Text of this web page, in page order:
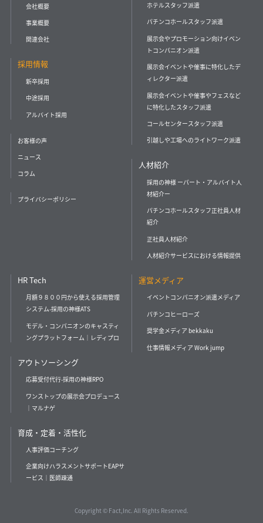
会社概要
事業概要
関連会社
採用情報
新卒採用
中途採用
アルバイト採用
お客様の声
ニュース
コラム
プライバシーポリシー
ホテルスタッフ派遣
パチンコホールスタッフ派遣
展示会やプロモーション向けイベン
トコンパニオン派遣
展示会イベントや催事に特化したデ
ィレクター派遣
展示会イベントや催事やフェスなど
に特化したスタッフ派遣
コールセンタースタッフ派遣
引越しや工場へのライトワーク派遣
人材紹介
採用の神様 ーパート・アルバイト人
材紹介ー
パチンコホールスタッフ正社員人材
紹介
正社員人材紹介
人材紹介サービスにおける情報提供
HR Tech
月額９８００円から使える採用管理
システム-採用の神様ATS
モデル・コンパニオンのキャスティ
ングプラットフォーム｜レディプロ
アウトソーシング
応募受付代行-採用の神様RPO
ワンストップの展示会プロデュース
｜マルナゲ
育成・定着・活性化
人事評価コーチング
企業向けハラスメントサポートEAPサ
ービス｜医師疎通
運営メディア
イベントコンパニオン派遣メディア
パチンコヒーローズ
奨学金メディア bekkaku
仕事情報メディア Work jump
Copyright © Fact,Inc. All Rights Reserved.